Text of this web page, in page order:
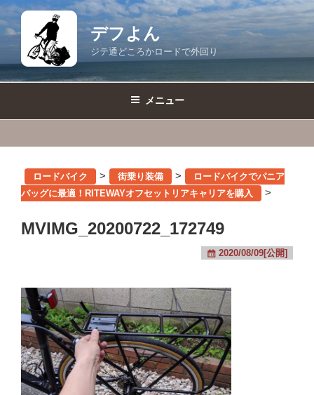
コ
ン
デフよん
ジテ通どころかロードで外回り
メニュー
ロードバイク > 街乗り装備 >
ロードバイクでパニア
バッグに最適！RITEWAYオフセットリアキャリアを購入
>
MVIMG_20200722_172749
2020/08/09[公開]